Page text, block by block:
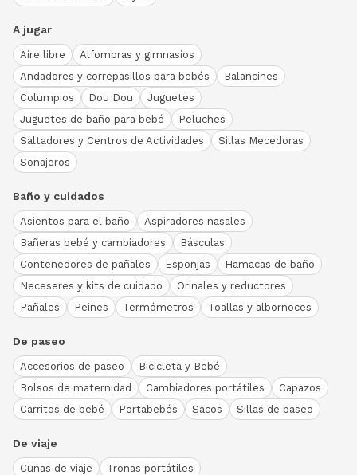
A jugar
Aire libre
Alfombras y gimnasios
Andadores y correpasillos para bebés
Balancines
Columpios
Dou Dou
Juguetes
Juguetes de baño para bebé
Peluches
Saltadores y Centros de Actividades
Sillas Mecedoras
Sonajeros
Baño y cuidados
Asientos para el baño
Aspiradores nasales
Bañeras bebé y cambiadores
Básculas
Contenedores de pañales
Esponjas
Hamacas de baño
Neceseres y kits de cuidado
Orinales y reductores
Pañales
Peines Termómetros Toallas y albornoces
De paseo
Accesorios de paseo
Bicicleta y Bebé
Bolsos de maternidad
Cambiadores portátiles
Capazos
Carritos de bebé
Portabebés Sacos Sillas de paseo
De viaje
Cunas de viaje Tronas portátiles